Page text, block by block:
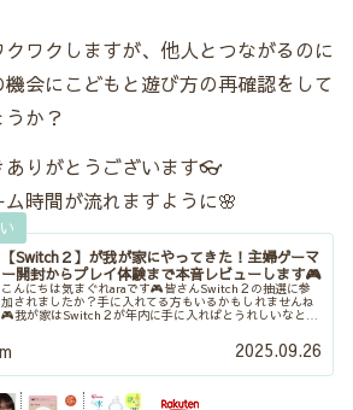
ワクしますが、他人とつながるのに
会にこどもと遊び方の再確認をして
か？
ありがとうございます👓
時間が流れますように🌸
【Switch２】が我が家にやってきた！主婦ゲーマ
ー開封からプレイ体験まで本音レビューします🎮
こんにちは気まぐれaraです🎮皆さんSwitch２の抽選に参
加されましたか？手に入れてる方もいるかもしれませんね
🎮我が家はSwitch２が年内に手に入ればとうれしいなと思
2025.09.26